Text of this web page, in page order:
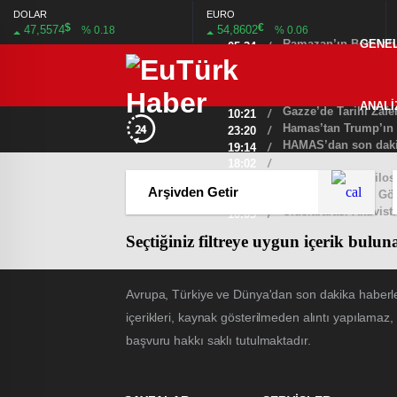
DOLAR
47,5574$ % 0.18
EURO
54,8602€ % 0.06
05:34 /
Ramazan’ın
08:36
23:44
10:21
/
Gazze’de Tarihi
23:20
/
Hamas’tan
19:14
/
HAMAS’dan son
18:02
/
21:35
Gazze’ye Yardım
10:05
/ Uluslararası
Seçtiğiniz filtreye uygun içerik
Avrupa, Türkiye ve Dünya'dan son dakika
içerikleri, kaynak gösterilmeden alıntı
başvuru hakkı saklı tutulmaktadır.